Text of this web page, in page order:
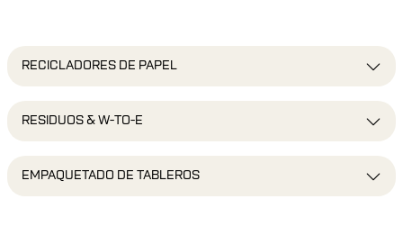
RECICLADORES DE PAPEL
RESIDUOS & W-TO-E
EMPAQUETADO DE TABLEROS